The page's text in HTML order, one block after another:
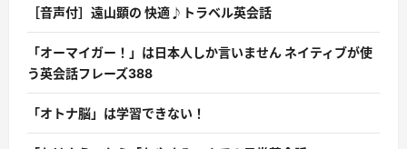
［音声付］遠山顕の 快適♪トラベル英会話
「オーマイガー！」は日本人しか言いません ネイティブが使
う英会話フレーズ388
「オトナ脳」は学習できない！